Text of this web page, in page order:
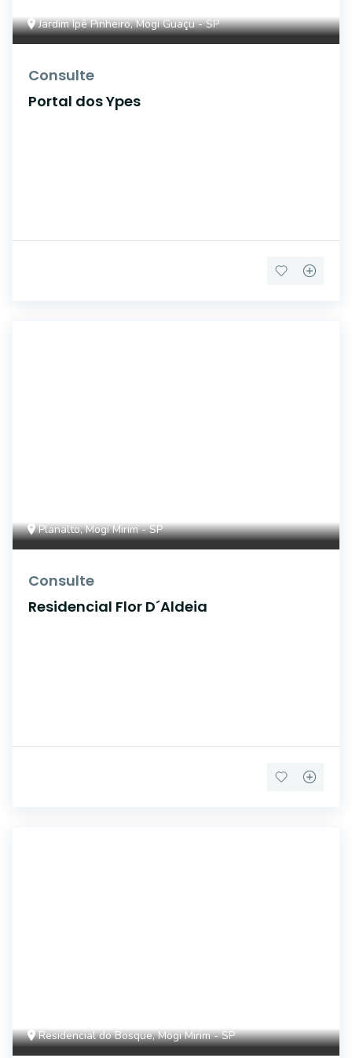
Jardim Ipê Pinheiro, Mogi Guaçu - SP
Consulte
Portal dos Ypes
Planalto, Mogi Mirim - SP
Consulte
Residencial Flor D´Aldeia
Residencial do Bosque, Mogi Mirim - SP